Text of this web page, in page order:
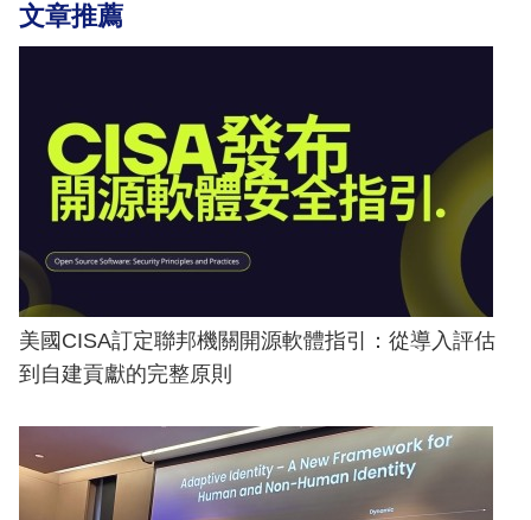
文章推薦
美國CISA訂定聯邦機關開源軟體指引：從導入評估
到自建貢獻的完整原則